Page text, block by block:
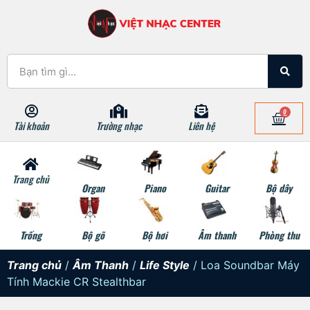
Tài khoản Trường nhạc Liên hệ
0
Trang chủ
Organ Piano Guitar Bộ dây
Trống Bộ gõ Bộ hơi Âm thanh Phòng thu
Trang chủ / Âm Thanh / Life Style / Loa Soundbar Máy
Tính Mackie CR Stealthbar